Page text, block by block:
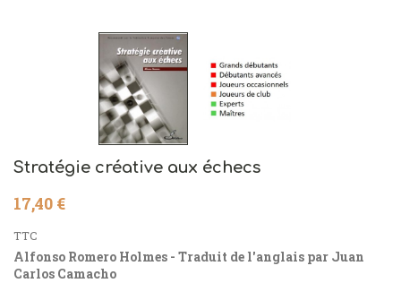
Stratégie créative aux échecs
17,40 €
TTC
Alfonso Romero Holmes - Traduit de l'anglais par Juan
Carlos Camacho